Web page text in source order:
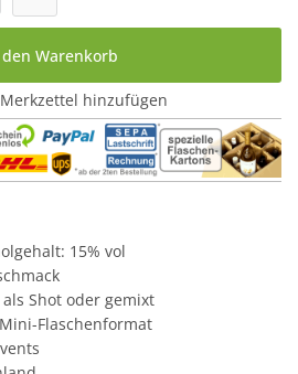
Warenkorb
hinzufügen
15% vol
Shot oder gemixt
Flaschenformat